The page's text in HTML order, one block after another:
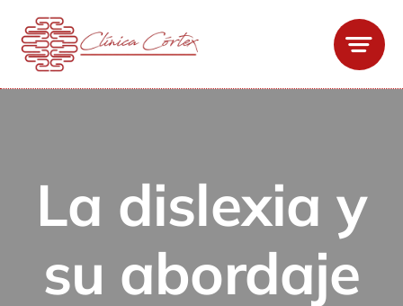
contenido
La dislexia y
su abordaje